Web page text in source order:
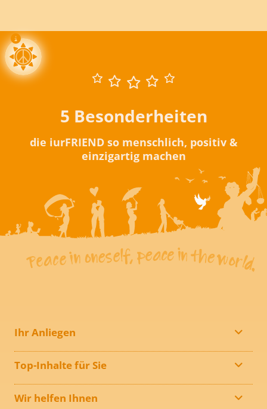
5 Besonderheiten
die iurFRIEND so menschlich, positiv &
einzigartig machen
Ihr Anliegen
Top-Inhalte für Sie
Wir helfen Ihnen